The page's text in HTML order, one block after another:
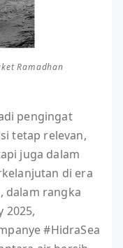
Ramadhan
pengingat
tetap relevan,
juga dalam
di era
dalam rangka
2025,
#HidraSea